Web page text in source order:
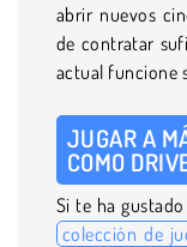
abrir nuevos
de contratar
actual funcione
JUGAR A
COMO
Si te ha
colección de